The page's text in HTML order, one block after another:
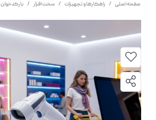
صفحه اصلی / راهکارها و تجهیزات / سخت افزار / بارکدخوان